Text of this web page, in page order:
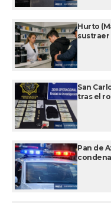
Hurto
sustraer
San
tras el
Pan de